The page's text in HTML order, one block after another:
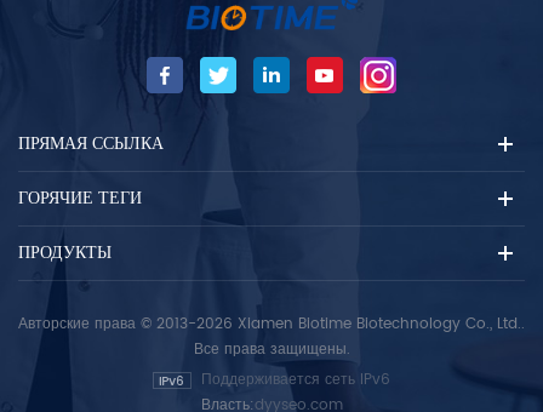
нуклеокапсидных антигенов
sars-cov-2 в мазках из носа,
мазках из горла и мокроте
людей, подозреваемых на
covid-19 по их
as an aid in the assessment
of immune status and as an
aid in the diagnosis of HSV
infection. HSV-1 IgM test shall
(HSV-1) infection -For in
vitro diagnostic use only. For
professional use only.
ПРЯМАЯ ССЫЛКА
ГОРЯЧИЕ ТЕГИ
ПРОДУКТЫ
Авторские права © 2013-2026 Xiamen Biotime Biotechnology Co., Ltd..
Все права защищены.
Поддерживается сеть IPv6
Власть:dyyseo.com